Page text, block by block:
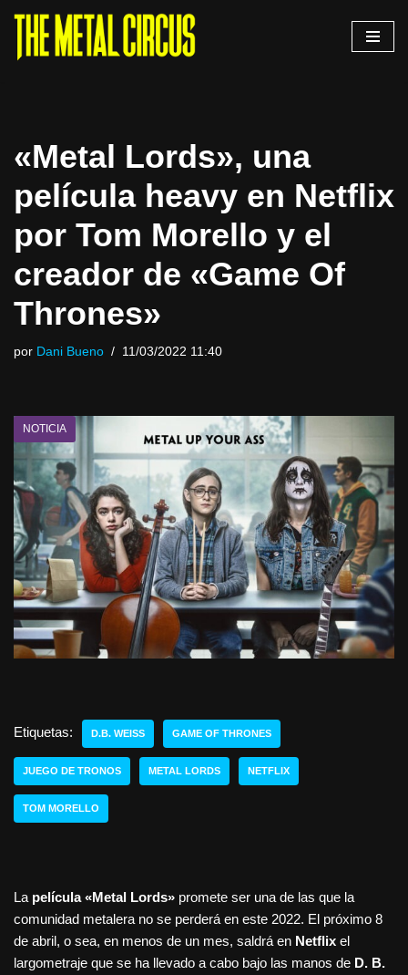
Saltar
«Metal Lords», una
película heavy en Netflix
por Tom Morello y el
creador de «Game Of
Thrones»
por Dani Bueno 11/03/2022 11:40
NOTICIA
Etiquetas: D.B. WEISS GAME OF THRONES
JUEGO DE TRONOS METAL LORDS NETFLIX
TOM MORELLO
La película «Metal Lords» promete ser una de las que la
comunidad metalera no se perderá en este 2022. El próximo 8
de abril, o sea, en menos de un mes, saldrá en Netflix el
largometraje que se ha llevado a cabo bajo las manos de D. B.